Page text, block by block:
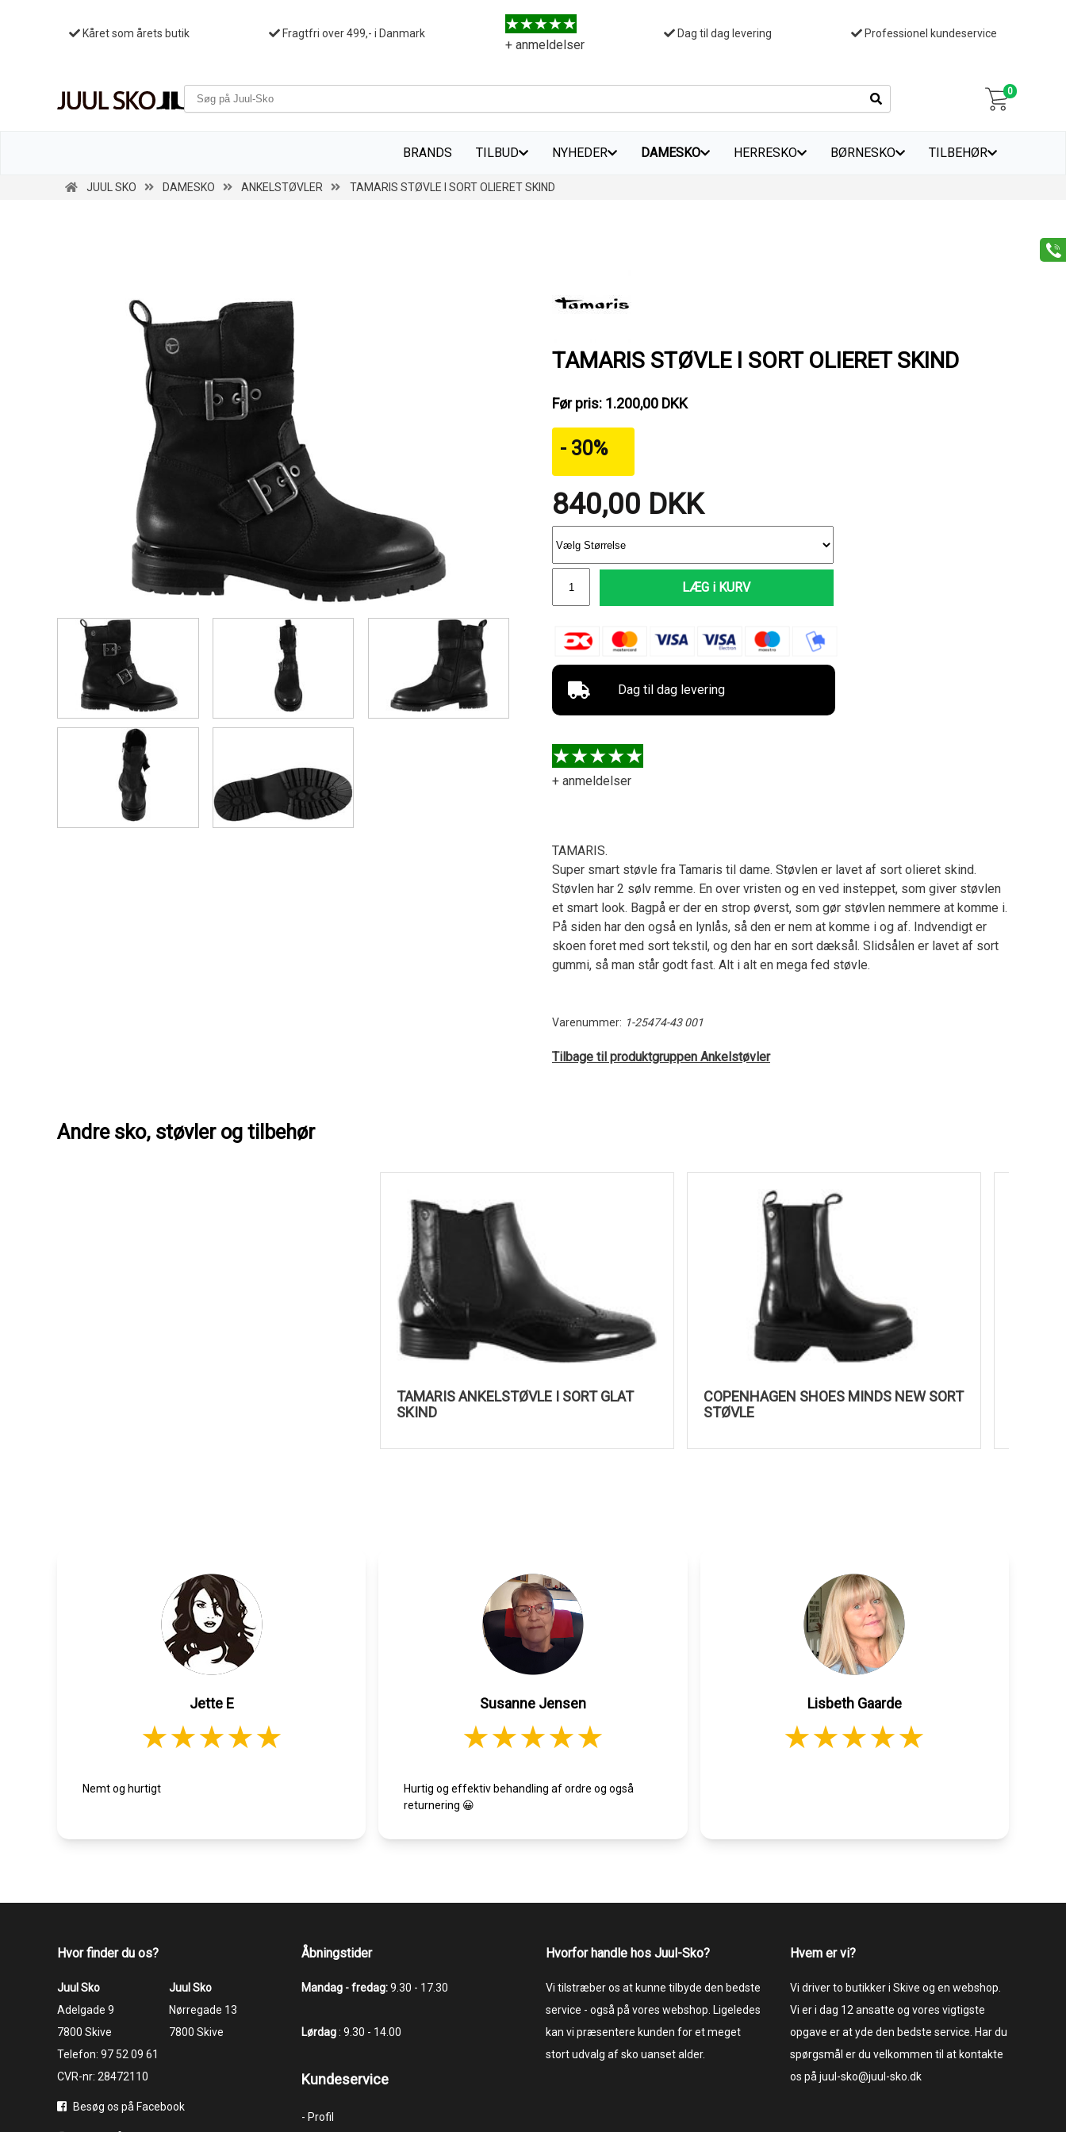
TAMARIS STØVLE I SORT OLIERET SKIND
Før pris: 1.200,00 DKK
- 30%
840,00 DKK
LÆG i KURV
Dag til dag levering
+ anmeldelser
TAMARIS.
Super smart støvle fra Tamaris til dame. Støvlen er lavet af sort olieret skind.
Støvlen har 2 sølv remme. En over vristen og en ved insteppet, som giver støvlen
et smart look. Bagpå er der en strop øverst, som gør støvlen nemmere at komme i.
På siden har den også en lynlås, så den er nem at komme i og af. Indvendigt er
skoen foret med sort tekstil, og den har en sort dæksål. Slidsålen er lavet af sort
gummi, så man står godt fast. Alt i alt en mega fed støvle.
Varenummer: 1-25474-43 001
Tilbage til produktgruppen Ankelstøvler
Andre sko, støvler og tilbehør
TAMARIS ANKELSTØVLE I SORT GLAT
SKIND
COPENHAGEN SHOES MINDS NEW SORT
STØVLE
BRANDS TILBUD NYHEDER DAMESKO HERRESKO BØRNESKO TILBEHØR
0
Jette E
Nemt og hurtigt
Susanne Jensen
Hurtig og effektiv behandling af ordre og også
returnering 😀
Lisbeth Gaarde
Kåret som årets butik Fragtfri over 499,- i Danmark
+ anmeldelser
Dag til dag levering Professionel kundeservice
JUUL SKO DAMESKO ANKELSTØVLER TAMARIS STØVLE I SORT OLIERET SKIND
Hvor finder du os?
Juul Sko
​​​​​​​Adelgade 9
7800 Skive
Telefon: 97 52 09 61
CVR-nr: 28472110
Juul Sko
​​​​​​​Nørregade 13
7800 Skive
Besøg os på Facebook
Åbningstider
Mandag - fredag:9.30 - 17.30
Lørdag: 9.30 - 14.00
Kundeservice
- Profil
Hvorfor handle hos Juul-Sko?
Vi tilstræber os at kunne tilbyde den bedste
service - også på vores webshop. Ligeledes
kan vi præsentere kunden for et meget
stort udvalg af sko uanset alder.
Hvem er vi?
Vi driver to butikker i Skive og en webshop.
Vi er i dag 12 ansatte og vores vigtigste
opgave er at yde den bedste service. Har du
spørgsmål er du velkommen til at kontakte
os på juul-sko@juul-sko.dk